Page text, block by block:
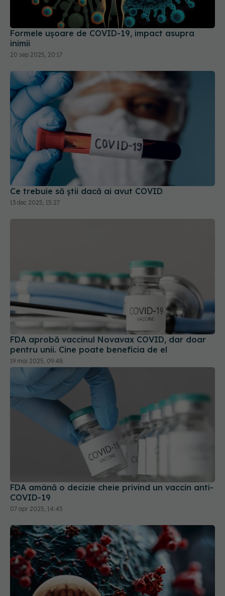
Formele ușoare de COVID-19, impact asupra
inimii
20 sep 2025, 20:17
Ce trebuie să știi dacă ai avut COVID
13 dec 2025, 15:27
FDA aprobă vaccinul Novavax COVID, dar doar
pentru unii. Cine poate beneficia de el
19 mai 2025, 09:48
FDA amână o decizie cheie privind un vaccin anti-
COVID-19
07 apr 2025, 14:45